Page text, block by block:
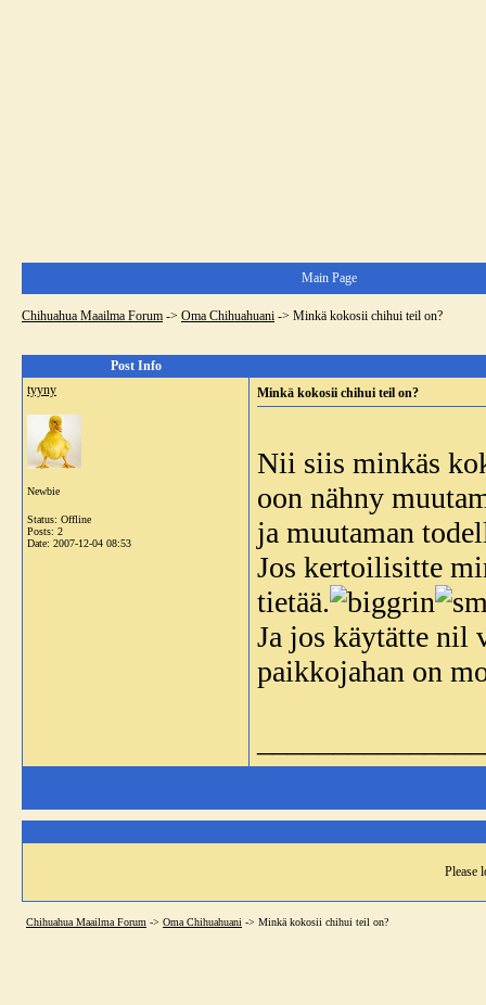
Main Page
Chihuahua Maailma Forum -> Oma Chihuahuani -> Minkä kokosii chihui teil on?
Post Info
tyyny
Newbie
Status: Offline
Posts: 2
Date: 2007-12-04 08:53
Minkä kokosii chihui teil on?
Nii siis minkäs
oon nähny
ja muutaman
Jos kertoilisitte
tietää.
Ja jos käytätte nil
paikkojahan on
Please
Chihuahua Maailma Forum -> Oma Chihuahuani -> Minkä kokosii chihui teil on?